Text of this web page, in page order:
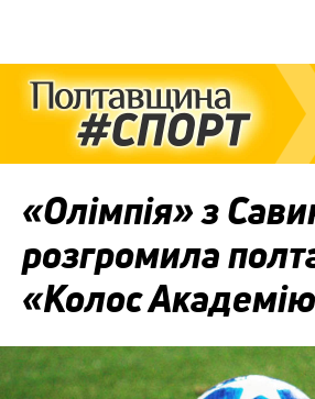
«Олімпія» з
розгромила
«Колос